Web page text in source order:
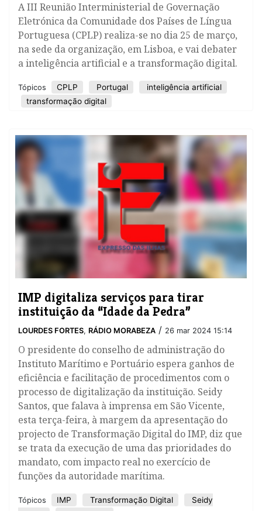
A III Reunião Interministerial de Governação
Eletrónica da Comunidade dos Países de Língua
Portuguesa (CPLP) realiza-se no dia 25 de março,
na sede da organização, em Lisboa, e vai debater
a inteligência artificial e a transformação digital.
Tópicos CPLP Portugal
inteligência artificial
transformação digital
IMP digitaliza serviços para tirar
instituição da “Idade da Pedra”
LOURDES FORTES, RÁDIO MORABEZA / 26 mar 2024 15:14
O presidente do conselho de administração do
Instituto Marítimo e Portuário espera ganhos de
eficiência e facilitação de procedimentos com o
processo de digitalização da instituição. Seidy
Santos, que falava à imprensa em São Vicente,
esta terça-feira, à margem da apresentação do
projecto de Transformação Digital do IMP, diz que
se trata da execução de uma das prioridades do
mandato, com impacto real no exercício de
funções da autoridade marítima.
Tópicos IMP Transformação Digital
Seidy